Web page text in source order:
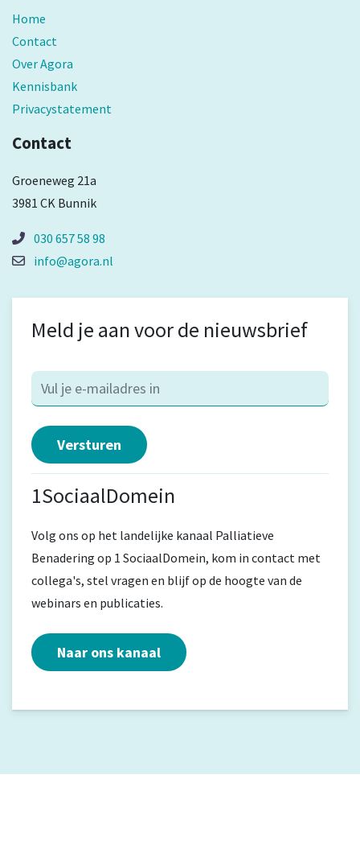
Home
Contact
Over Agora
Kennisbank
Privacystatement
Contact
Groeneweg 21a
3981 CK Bunnik
030 657 58 98
info@agora.nl
Meld je aan voor de nieuwsbrief
1SociaalDomein
Volg ons op het landelijke kanaal Palliatieve
Benadering op 1 SociaalDomein, kom in contact met
collega's, stel vragen en blijf op de hoogte van de
webinars en publicaties.
Naar ons kanaal